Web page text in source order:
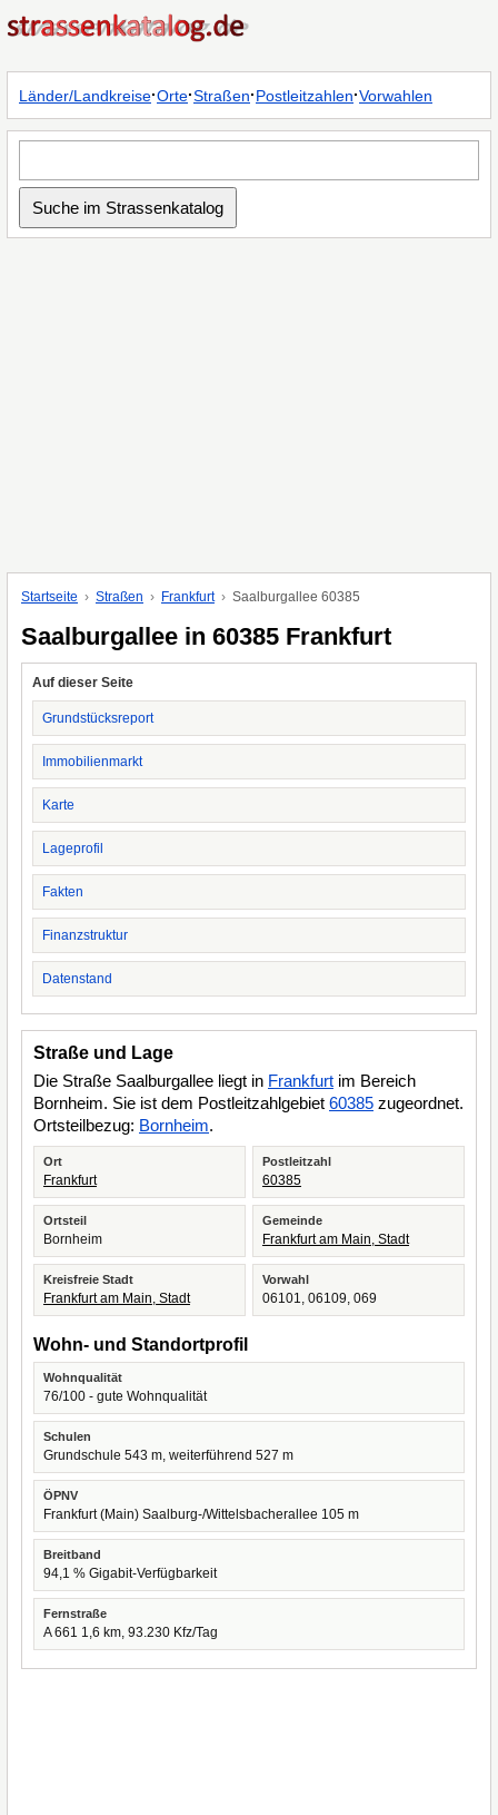
Länder/Landkreise·Orte·Straßen·Postleitzahlen·Vorwahlen
Startseite Straßen Frankfurt Saalburgallee 60385
Saalburgallee in 60385 Frankfurt
Auf dieser Seite
Grundstücksreport
Immobilienmarkt
Karte
Lageprofil
Fakten
Finanzstruktur
Datenstand
Straße und Lage
Die Straße Saalburgallee liegt in Frankfurt im Bereich
Bornheim. Sie ist dem Postleitzahlgebiet 60385 zugeordnet.
Ortsteilbezug: Bornheim.
Ort
Frankfurt
Postleitzahl
60385
Ortsteil
Bornheim
Gemeinde
Frankfurt am Main, Stadt
Kreisfreie Stadt
Frankfurt am Main, Stadt
Vorwahl
06101, 06109, 069
Wohn- und Standortprofil
Wohnqualität
76/100 - gute Wohnqualität
Schulen
Grundschule 543 m, weiterführend 527 m
ÖPNV
Frankfurt (Main) Saalburg-/Wittelsbacherallee 105 m
Breitband
94,1 % Gigabit-Verfügbarkeit
Fernstraße
A 661 1,6 km, 93.230 Kfz/Tag